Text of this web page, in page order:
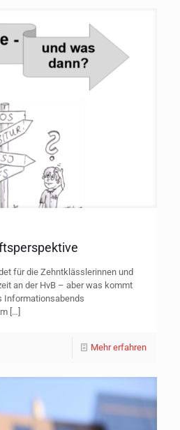
für die Zehntklässlerinnen und
an der HvB – aber was kommt
Informationsabends
[…]
Mehr erfahren